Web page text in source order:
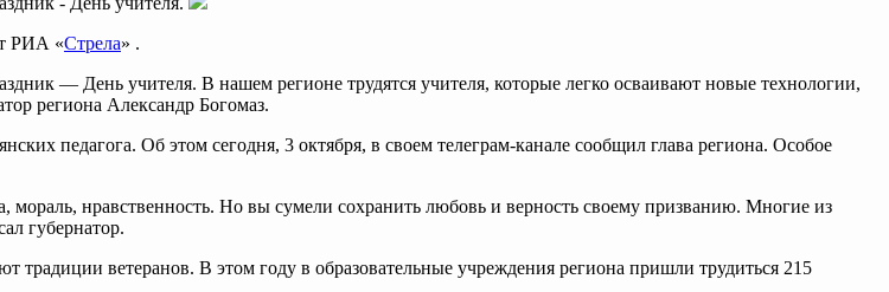
РИА «Стрела» .
— День учителя. В нашем регионе трудятся учителя, которые легко осваивают новые технологии,
региона Александр Богомаз.
педагога. Об этом сегодня, 3 октября, в своем телеграм-канале сообщил глава региона. Особое
нравственность. Но вы сумели сохранить любовь и верность своему призванию. Многие из
губернатор.
ветеранов. В этом году в образовательные учреждения региона пришли трудиться 215